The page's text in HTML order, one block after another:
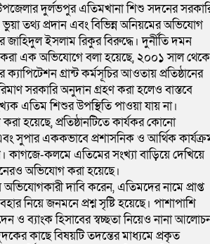
দুর্লভপুর এতিমখানা শিশু সদনের
তথ্য প্রদান এবং বিভিন্ন অনিয়মের অভিযোগ
জাহিদুল ইসলাম রিকুর বিরুদ্ধে। দুর্নীতি দমন
এক অভিযোগে বলা হয়েছে, ২০০১ সাল থেকে
গ্রান্ট কর্মসূচির আওতায় প্রতিষ্ঠানের
সরকারি অনুদান গ্রহণ করা হলেও বাস্তবে
এতিম শিশুর উপস্থিতি পাওয়া যায় না।
হয়েছে, প্রতিষ্ঠানটিতে কার্যকর কোনো
সুপার এককভাবে প্রশাসনিক ও আর্থিক
কাগজে-কলমে এতিমের সংখ্যা বাড়িয়ে দেখিয়ে
অভিযোগ করা হয়েছে।
অভিযোগকারী দাবি করেন, এতিমদের নামে প্রাপ্ত
নিয়ে জনমনে প্রশ্ন সৃষ্টি হয়েছে। পাশাপাশি
ও ব্যাংক হিসাবের স্বচ্ছতা নিয়েও নানা
কাছে বিষয়টি তদন্তের মাধ্যমে প্রকৃত